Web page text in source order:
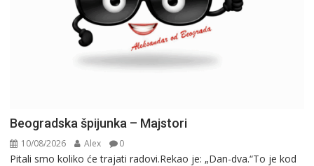
Beogradska špijunka – Majstori
10/08/2026 Alex 0
Pitali smo koliko će trajati radovi.Rekao je: „Dan-dva.“To je kod